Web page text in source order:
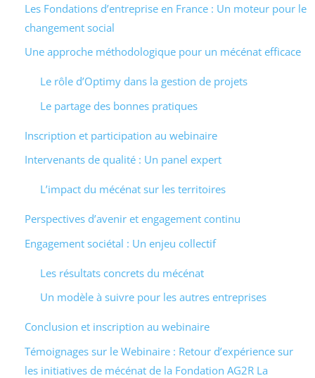
Les Fondations d’entreprise en France : Un moteur pour le
changement social
Une approche méthodologique pour un mécénat efficace
Le rôle d’Optimy dans la gestion de projets
Le partage des bonnes pratiques
Inscription et participation au webinaire
Intervenants de qualité : Un panel expert
L’impact du mécénat sur les territoires
Perspectives d’avenir et engagement continu
Engagement sociétal : Un enjeu collectif
Les résultats concrets du mécénat
Un modèle à suivre pour les autres entreprises
Conclusion et inscription au webinaire
Témoignages sur le Webinaire : Retour d’expérience sur
les initiatives de mécénat de la Fondation AG2R La